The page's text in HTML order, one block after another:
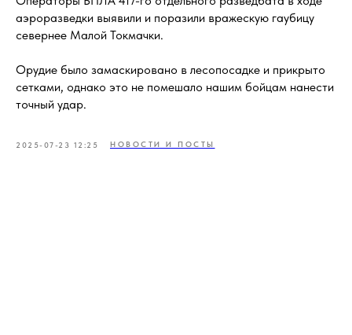
аэроразведки выявили и поразили вражескую гаубицу
севернее Малой Токмачки.
Орудие было замаскировано в лесопосадке и прикрыто
сетками, однако это не помешало нашим бойцам нанести
точный удар.
2025-07-23 12:25 НОВОСТИ И ПОСТЫ